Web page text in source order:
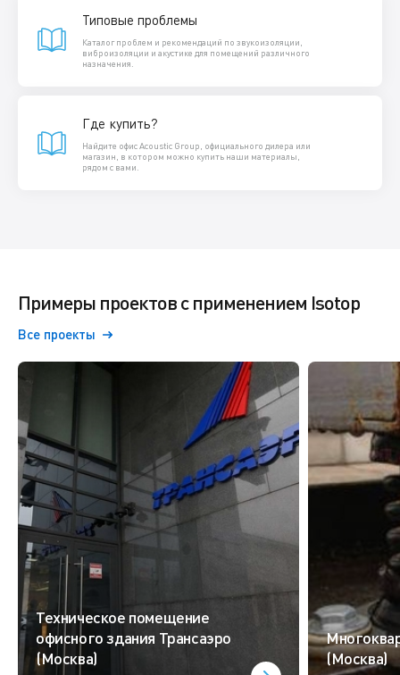
Типовые проблемы
Каталог проблем и рекомендаций по звукоизоляции,
виброизоляции и акустике для помещений различного
назначения.
Где купить?
Найдите офис Acoustic Group, официального дилера или
магазин, в котором можно купить наши материалы,
рядом с вами.
Примеры проектов с применением Isotop
Все проекты
Техническое помещение
офисного здания Трансаэро
(Москва)
(Москва)